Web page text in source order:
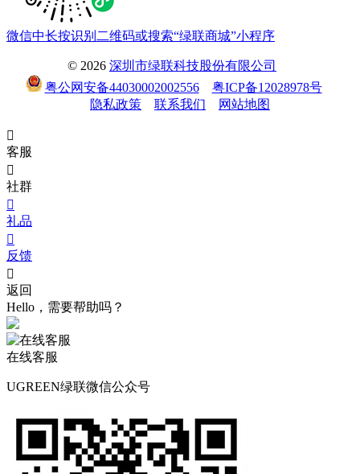
微信中长按识别二维码或搜索“绿联商城”小程序
© 2026 深圳市绿联科技股份有限公司
粤公网安备44030002002556
粤ICP备12028978号
隐私政策
联系我们 网站地图

客服

社群

礼品

反馈

返回
Hello，需要帮助吗？
在线客服
UGREEN绿联微信公众号